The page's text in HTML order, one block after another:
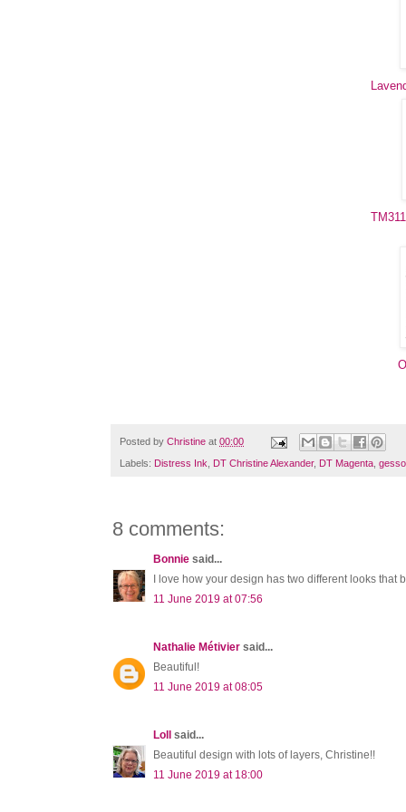
Posted by Christine at 00:00
Labels: Distress Ink, DT Christine Alexander, DT Magenta, gesso
8 comments:
Bonnie said...
I love how your design has two different looks that
11 June 2019 at 07:56
Nathalie Métivier said...
Beautiful!
11 June 2019 at 08:05
Loll
said...
Beautiful design with lots of layers, Christine!!
11 June 2019 at 18:00